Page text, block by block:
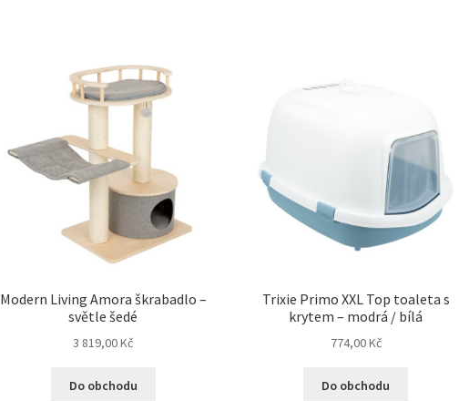
Modern Living Amora škrabadlo –
světle šedé
3 819,00Kč
Do obchodu
Trixie Primo XXL Top toaleta s
krytem – modrá / bílá
774,00Kč
Do obchodu